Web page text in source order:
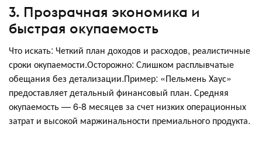
3. Прозрачная экономика и
быстрая окупаемость
Что искать: Четкий план доходов и расходов, реалистичные
сроки окупаемости.Осторожно: Слишком расплывчатые
обещания без детализации.Пример: «Пельмень Хаус»
предоставляет детальный финансовый план. Средняя
окупаемость — 6-8 месяцев за счет низких операционных
затрат и высокой маржинальности премиального продукта.